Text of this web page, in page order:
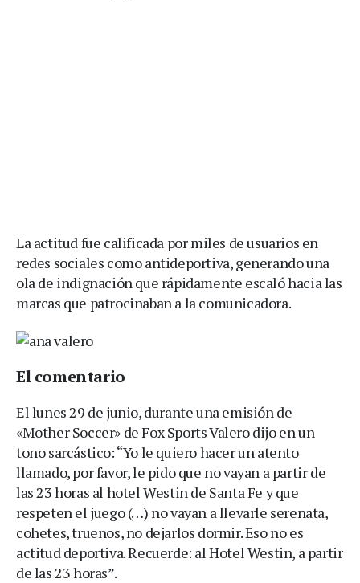
La actitud fue calificada por miles de usuarios en
redes sociales como antideportiva, generando una
ola de indignación que rápidamente escaló hacia las
marcas que patrocinaban a la comunicadora.
El comentario
El lunes 29 de junio, durante una emisión de
«Mother Soccer» de Fox Sports Valero dijo en un
tono sarcástico: “Yo le quiero hacer un atento
llamado, por favor, le pido que no vayan a partir de
las 23 horas al hotel Westin de Santa Fe y que
respeten el juego (…) no vayan a llevarle serenata,
cohetes, truenos, no dejarlos dormir. Eso no es
actitud deportiva. Recuerde: al Hotel Westin, a partir
de las 23 horas”.